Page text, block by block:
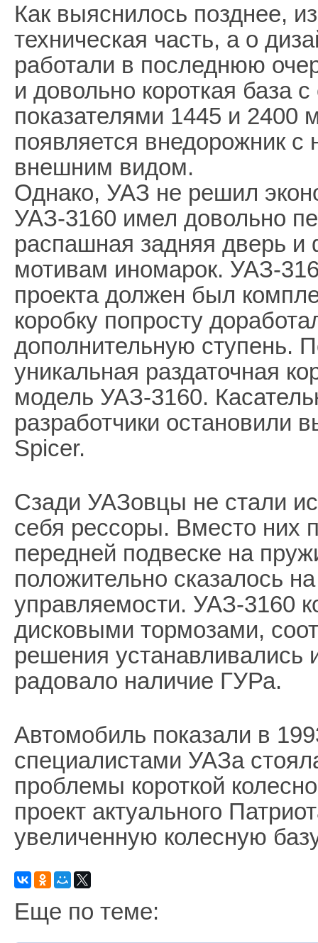
Как выяснилось позднее,
техническая часть, а о
работали в последнюю
и довольно короткая база
показателями 1445 и 2400
появляется внедорожник
внешним видом.
Однако, УАЗ не решил
УАЗ-3160 имел довольно
распашная задняя дверь и
мотивам иномарок. УАЗ-
проекта должен был
коробку попросту
дополнительную ступень.
уникальная раздаточная
модель УАЗ-3160.
разработчики остановили
Spicer.
Сзади УАЗовцы не стали
себя рессоры. Вместо них
передней подвеске на
положительно сказалось
управляемости. УАЗ-3160
дисковыми тормозами,
решения устанавливались
радовало наличие ГУРа.
Автомобиль показали в
специалистами УАЗа
проблемы короткой
проект актуального
увеличенную колесную
Еще по теме: